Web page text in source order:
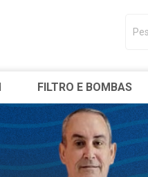
FILTRO E BOMBAS